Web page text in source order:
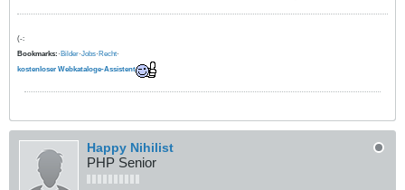
(-:
Bookmarks: · Bilder·Jobs· Recht·
kostenloser Webkataloge-Assistent
Happy Nihilist
PHP Senior